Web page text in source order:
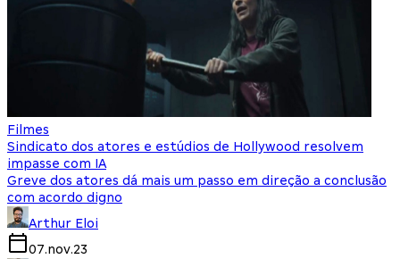
Filmes
Sindicato dos atores e estúdios de Hollywood resolvem
impasse com IA
Greve dos atores dá mais um passo em direção a conclusão
com acordo digno
Arthur Eloi
07.nov.23